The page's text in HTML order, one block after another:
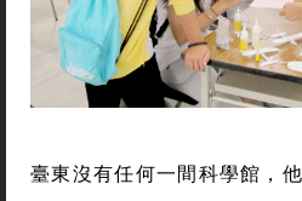
臺東沒有任何一間科學館，